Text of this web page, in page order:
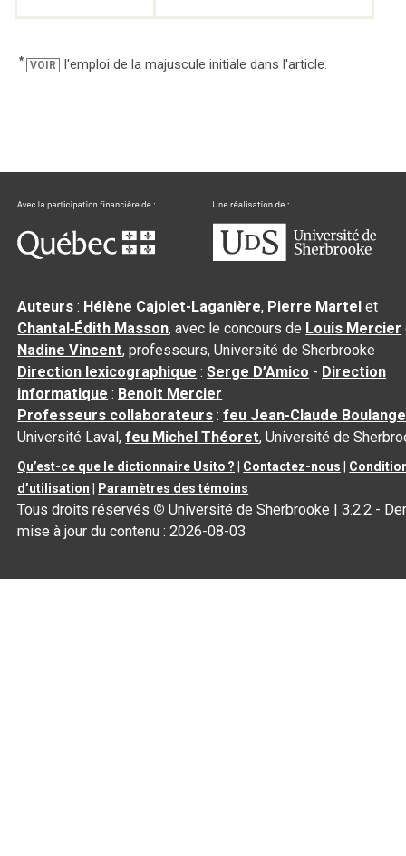
* VOIR l'emploi de la majuscule initiale dans l'article.
Auteurs : Hélène Cajolet-Laganière, Pierre Martel et
Chantal‑Édith Masson, avec le concours de Louis Mercier
Nadine Vincent, professeurs, Université de Sherbrooke
Direction lexicographique :Serge D’Amico - Direction
informatique : Benoit Mercier
Professeurs collaborateurs :feu Jean-Claude
Université Laval,feu Michel Théoret, Université de
Qu’est-ce que le dictionnaire Usito ? Contactez-nous
d’utilisation
Paramètres des témoins
Tous droits réservés © Université de Sherbrooke |3.2.2 -
mise à jour du contenu :2026-08-03